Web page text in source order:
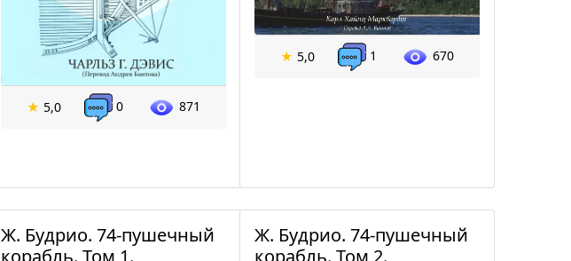
★ 5,0 0 871
★ 5,0 1 670
Ж. Будрио. 74-пушечный
корабль. Том 1.
Ж. Будрио. 74-пушечный
корабль. Том 2.